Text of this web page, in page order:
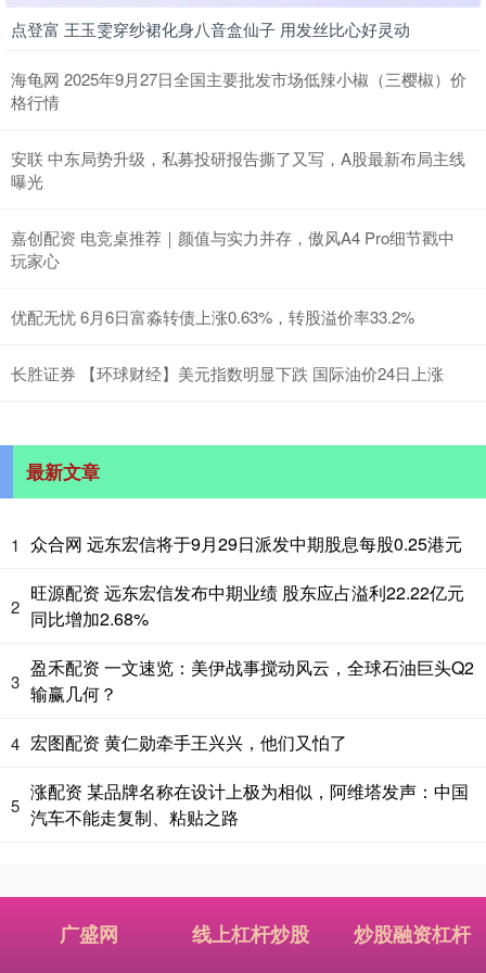
点登富 王玉雯穿纱裙化身八音盒仙子 用发丝比心好灵动
海龟网 2025年9月27日全国主要批发市场低辣小椒（三樱椒）价
格行情
安联 中东局势升级，私募投研报告撕了又写，A股最新布局主线
曝光
嘉创配资 电竞桌推荐｜颜值与实力并存，傲风A4 Pro细节戳中
玩家心
优配无忧 6月6日富淼转债上涨0.63%，转股溢价率33.2%
长胜证券 【环球财经】美元指数明显下跌 国际油价24日上涨
最新文章
1 众合网 远东宏信将于9月29日派发中期股息每股0.25港元
2
旺源配资 远东宏信发布中期业绩 股东应占溢利22.22亿元
同比增加2.68%
3
盈禾配资 一文速览：美伊战事搅动风云，全球石油巨头Q2
输赢几何？
4 宏图配资 黄仁勋牵手王兴兴，他们又怕了
5
涨配资 某品牌名称在设计上极为相似，阿维塔发声：中国
汽车不能走复制、粘贴之路
广盛网 线上杠杆炒股 炒股融资杠杆